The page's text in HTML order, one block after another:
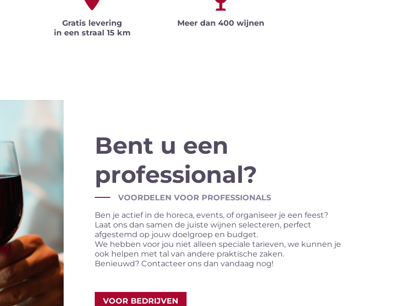
Gratis levering
in een straal 15 km
Meer dan 400 wijnen
Bent u een
professional?
VOORDELEN VOOR PROFESSIONALS
Ben je actief in de horeca, events, of organiseer je een feest?
Laat ons dan samen de juiste wijnen selecteren, perfect
afgestemd op jouw doelgroep en budget.
We hebben voor jou niet alleen speciale tarieven, we kunnen je
ook helpen met tal van andere praktische zaken.
Benieuwd? Contacteer ons dan vandaag nog!
VOOR BEDRIJVEN